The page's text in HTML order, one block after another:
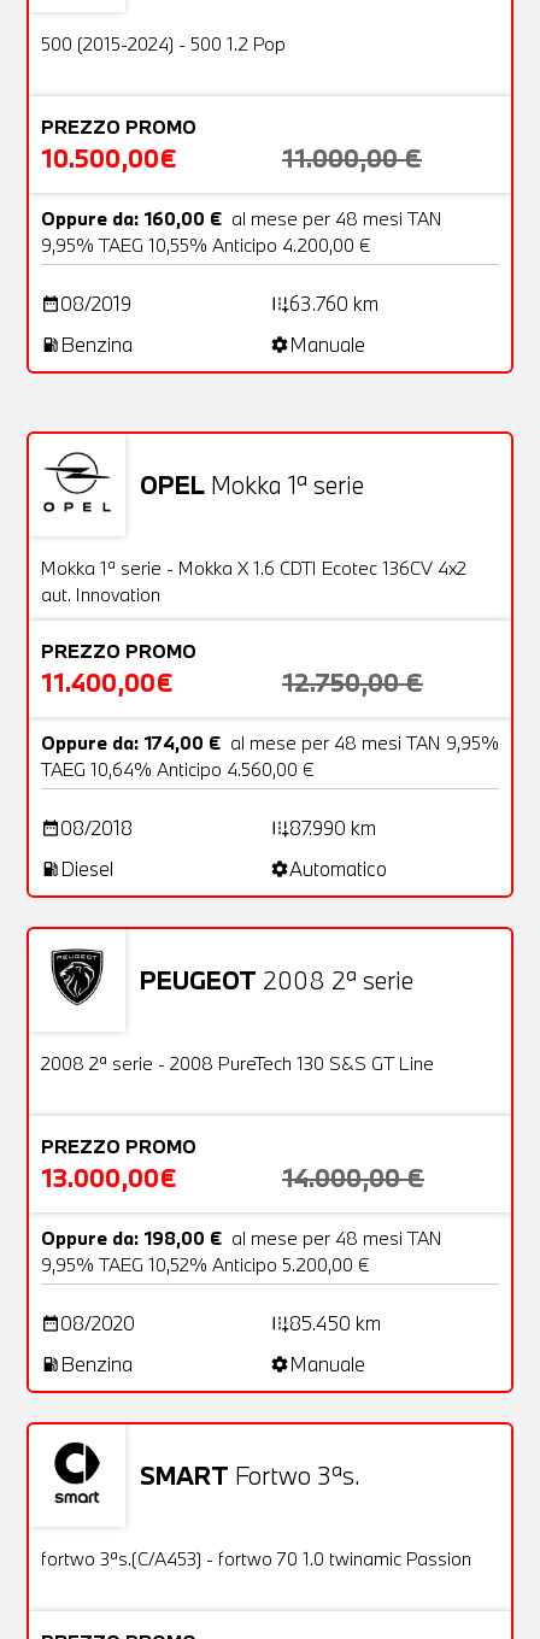
OFFERTA
500 (2015-2024) - 500 1.2 Pop
PREZZO PROMO
10.500,00€ 11.000,00 €
Oppure da: 160,00 € al mese per 48 mesi TAN
9,95% TAEG 10,55% Anticipo 4.200,00 €
date_range08/2019 add_road63.760 km
local_gas_station Benzina settingsManuale
Non stai trovando ciò che cerchi?
Richiedici un auto liberamente
OPEL Mokka 1ª serie
OFFERTA
Usato
Mokka 1ª serie - Mokka X 1.6 CDTI Ecotec 136CV 4x2
aut. Innovation
PREZZO PROMO
11.400,00€ 12.750,00 €
Oppure da: 174,00 € al mese per 48 mesi TAN 9,95%
TAEG 10,64% Anticipo 4.560,00 €
date_range08/2018 add_road87.990 km
local_gas_station Diesel settingsAutomatico
PEUGEOT 2008 2ª serie
OFFERTA
Usato
2008 2ª serie - 2008 PureTech 130 S&S GT Line
PREZZO PROMO
13.000,00€ 14.000,00 €
Oppure da: 198,00 € al mese per 48 mesi TAN
9,95% TAEG 10,52% Anticipo 5.200,00 €
date_range08/2020 add_road85.450 km
local_gas_station Benzina settingsManuale
SMART Fortwo 3ªs.
OFFERTA
Usato
fortwo 3ªs.(C/A453) - fortwo 70 1.0 twinamic Passion